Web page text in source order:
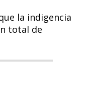
la indigencia
total de